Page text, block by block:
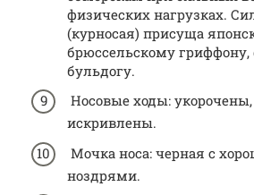
физических нагрузках.
(курносая) присуща
брюссельскому
бульдогу.
Носовые ходы:
искривлены.
Мочка носа: черная с
ноздрями.